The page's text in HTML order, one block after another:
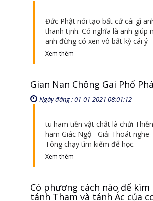
người thích, nó dụ và cấm tuyệt
cho con người đi ra khỏi trái
Xem thêm
Không...Công Đức 2...!
Ngày đăng : 01-01-2021 08:01:08
Đức Phật nói tạo bất cứ cái gì
thanh tịnh. Có nghĩa là anh giúp
anh đừng có xen vô bất kỳ cái ý
Xem thêm
Gian Nan Chông Gai Phổ